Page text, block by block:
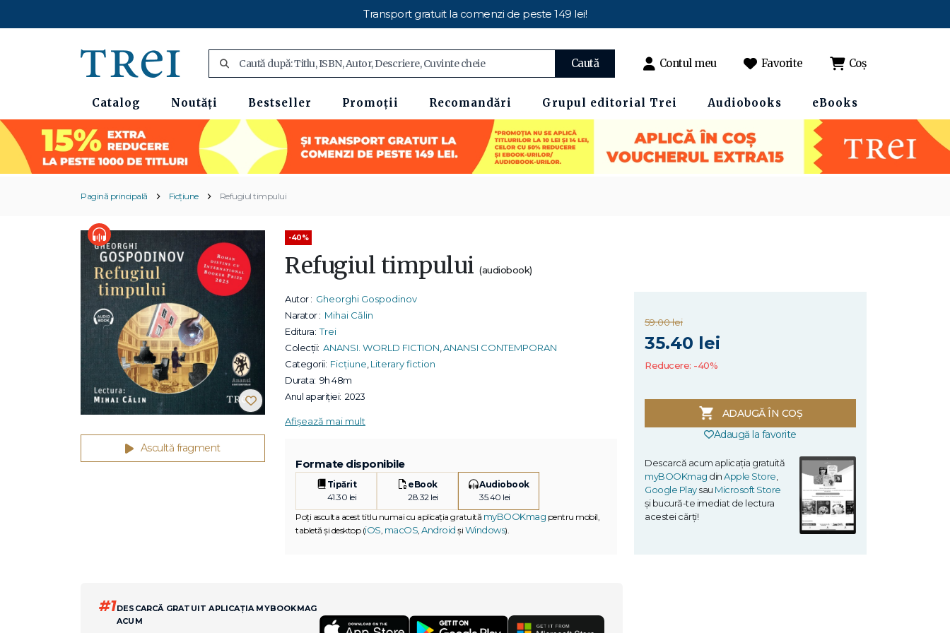
Transport gratuit la comenzi de peste 149 lei!
Caută Contul meu Favorite Coș
Catalog Noutăți Bestseller Promoții Recomandări Grupul editorial Trei Audiobooks eBooks
Pagină principală Ficțiune Refugiul timpului
Ascultă fragment
-40%
Refugiul timpului (audiobook)
Autor : Gheorghi Gospodinov
Narator : Mihai Călin
Editura: Trei
Colecții: ANANSI. WORLD FICTION ANANSI CONTEMPORAN
Categorii: Ficțiune Literary fiction
Durata: 9h 48m
Anul apariției: 2023
Afișează mai mult
Formate disponibile
Tipărit
41.30 lei
eBook
28.32 lei
Audiobook
35.40 lei
Poți asculta acest titlu numai cu aplicația gratuită myBOOKmag pentru mobil,
tabletă și desktop (iOS, macOS, Android și Windows).
59.00 lei
35.40 lei
Reducere: -40%
ADAUGĂ ÎN COȘ
Adaugă la favorite
Descarcă acum aplicația gratuită
myBOOKmag dinApple Store
Google Playsau Microsoft Store
și bucură-te imediat de lectura
acestei cărți!
#1DESCARCĂ GRATUIT APLICAȚIA MYBOOKMAG
ACUM